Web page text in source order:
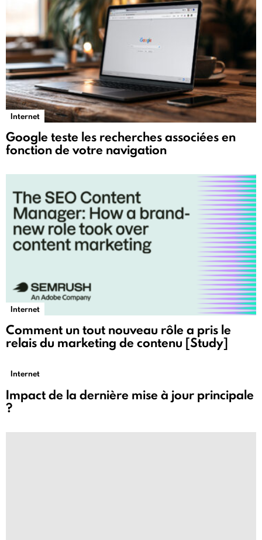
Internet
Google teste les recherches associées en
fonction de votre navigation
Internet
Comment un tout nouveau rôle a pris le
relais du marketing de contenu [Study]
Internet
Impact de la dernière mise à jour principale
?